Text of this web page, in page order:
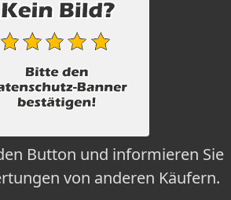
Button und informieren Sie
von anderen Käufern.